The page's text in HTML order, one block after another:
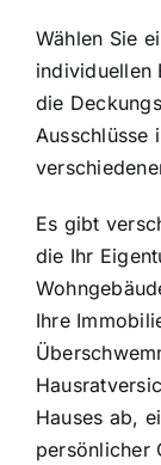
Wählen Sie
individuellen
die
Ausschlüsse
Es gibt
die Ihr
Ihre
Hauses ab,
persönlicher